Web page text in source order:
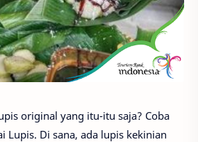
original yang itu-itu saja? Coba
Lupis. Di sana, ada lupis kekinian